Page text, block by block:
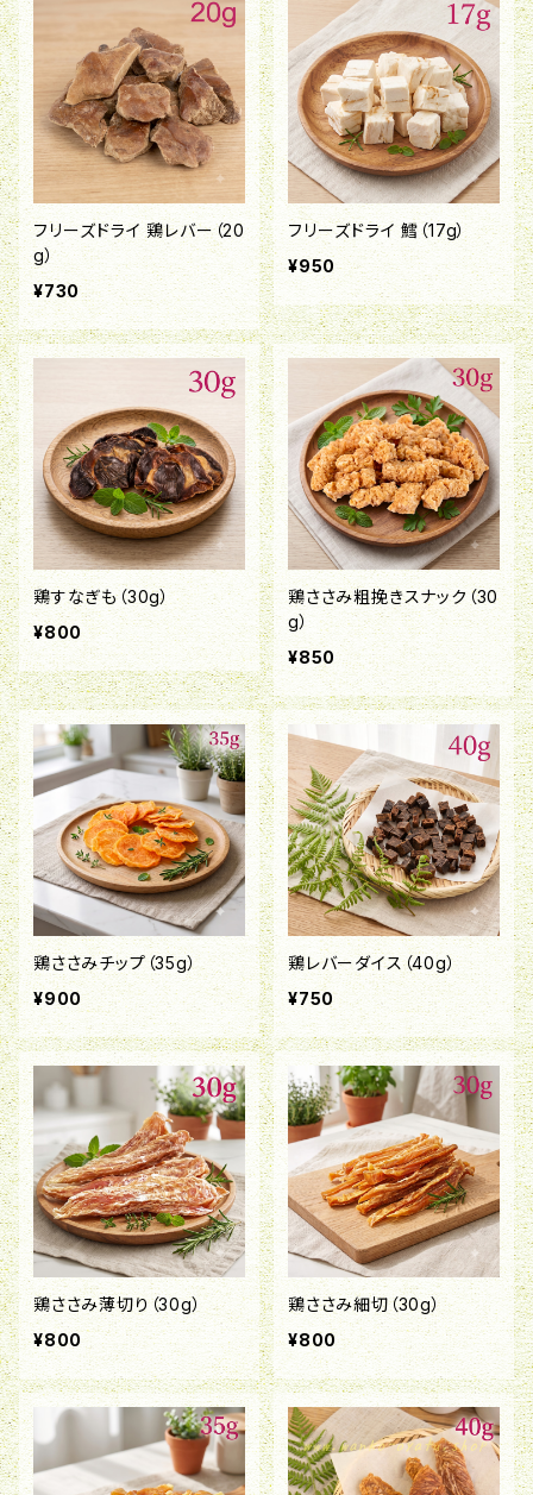
フリーズドライ 鶏レバー（20
g）
¥730
フリーズドライ 鱈（17g）
¥950
鶏すなぎも（30g）
¥800
鶏ささみ粗挽きスナック（30
g）
¥850
鶏ささみチップ（35g）
¥900
鶏レバーダイス（40g）
¥750
鶏ささみ薄切り（30g）
¥800
鶏ささみ細切（30g）
¥800